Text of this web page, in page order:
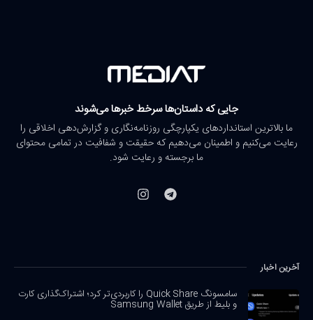
جایی که داستان‌ها سرخط خبرها می‌شوند
ما بالاترین استانداردهای یکپارچگی روزنامه‌نگاری و گزارش‌دهی اخلاقی را
رعایت می‌کنیم و اطمینان می‌دهیم که حقیقت و شفافیت در تمامی محتوای
ما برجسته و رعایت شود.
آخرین اخبار
سامسونگ Quick Share را کاربردی‌تر کرد؛ اشتراک‌گذاری کارت
و بلیط از طریق Samsung Wallet